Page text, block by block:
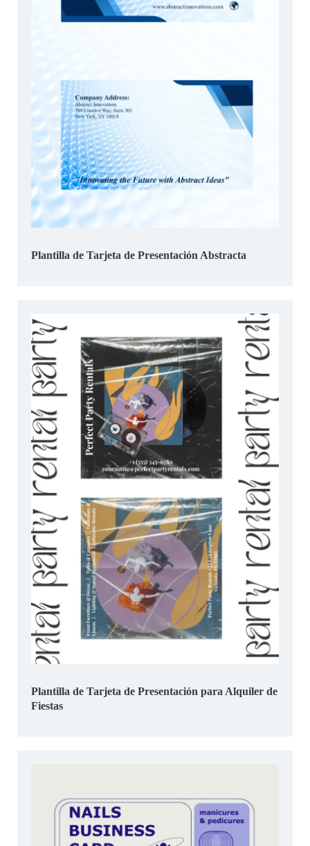
Plantilla de Tarjeta de Presentación Abstracta
Plantilla de Tarjeta de Presentación para Alquiler de
Fiestas